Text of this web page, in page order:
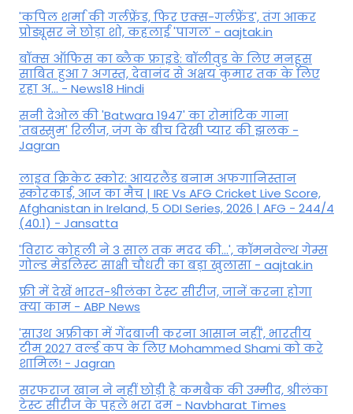
'कपिल शर्मा की गर्लफ्रेंड, फिर एक्स-गर्लफ्रेंड', तंग आकर
प्रोड्यूसर ने छोड़ा शो, कहलाई 'पागल' - aajtak.in
बॉक्स ऑफिस का ब्लैक फ्राइडे: बॉलीवुड के लिए मनहूस
साबित हुआ 7 अगस्त, देवानंद से अक्षय कुमार तक के लिए
रहा अ... - News18 Hindi
सनी देओल की 'Batwara 1947' का रोमांटिक गाना
'तबस्सुम' रिलीज, जंग के बीच दिखी प्यार की झलक -
Jagran
लाइव क्रिकेट स्कोर: आयरलैंड बनाम अफगानिस्तान
स्कोरकार्ड, आज का मैच | IRE Vs AFG Cricket Live Score,
Afghanistan in Ireland, 5 ODI Series, 2026 | AFG - 244/4
(40.1) - Jansatta
'विराट कोहली ने 3 साल तक मदद की...', कॉमनवेल्थ गेम्स
गोल्ड मेडलिस्ट साक्षी चौधरी का बड़ा खुलासा - aajtak.in
फ्री में देखें भारत-श्रीलंका टेस्ट सीरीज, जानें करना होगा
क्या काम - ABP News
'साउथ अफ्रीका में गेंदबाजी करना आसान नहीं', भारतीय
टीम 2027 वर्ल्‍ड कप के लिए Mohammed Shami को करे
शामिल! - Jagran
सरफराज खान ने नहीं छोड़ी है कमबैक की उम्मीद, श्रीलंका
टेस्ट सीरीज के पहले भरा दम - Navbharat Times